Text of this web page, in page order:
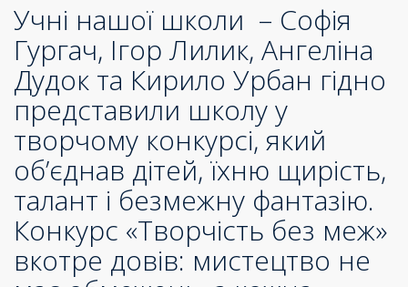
Учні нашої школи – Софія
Гургач, Ігор Лилик, Ангеліна
Дудок та Кирило Урбан гідно
представили школу у
творчому конкурсі, який
об’єднав дітей, їхню щирість,
талант і безмежну фантазію.
Конкурс «Творчість без меж»
вкотре довів: мистецтво не